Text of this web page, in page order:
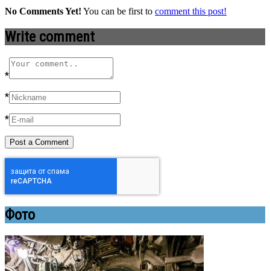
No Comments Yet! You can be first to comment this post!
Write comment
*
*
*
Фото